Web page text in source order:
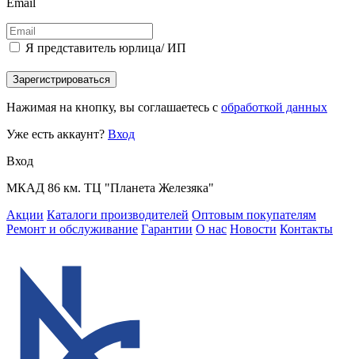
Email
Я представитель юрлица/ ИП
Зарегистрироваться
Нажимая на кнопку, вы соглашаетесь с обработкой данных
Уже есть аккаунт? Вход
Вход
МКАД 86 км. ТЦ "Планета Железяка"
Акции Каталоги производителей Оптовым покупателям
Ремонт и обслуживание Гарантии О нас Новости Контакты